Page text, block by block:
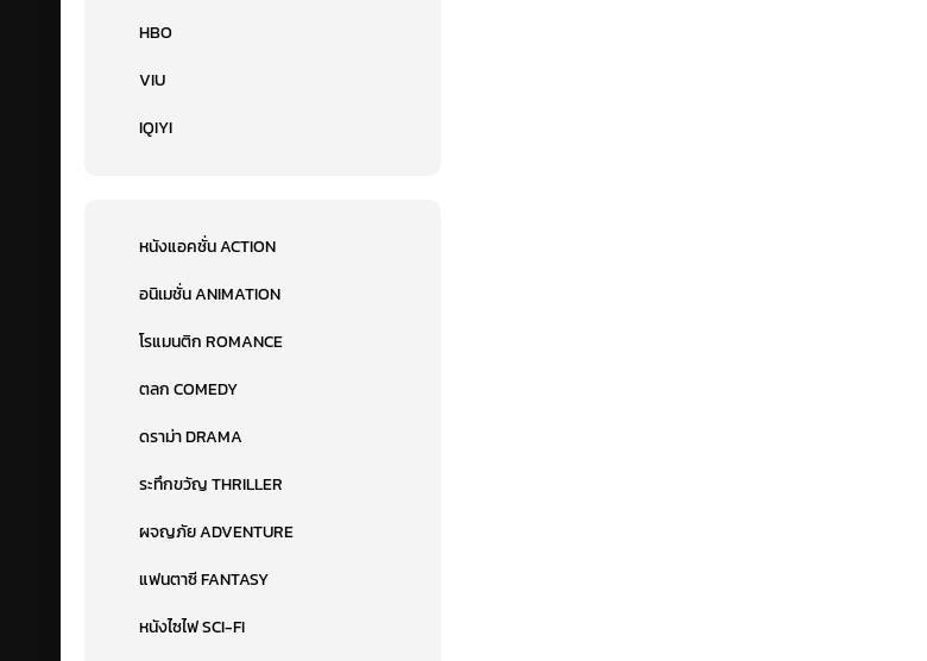
HBO
VIU
IQIYI
หนังแอคชั่น ACTION
อนิเมชั่น ANIMATION
โรแมนติก ROMANCE
ตลก COMEDY
ดราม่า DRAMA
ระทึกขวัญ THRILLER
ผจญภัย ADVENTURE
แฟนตาซี FANTASY
หนังไซไฟ SCI-FI